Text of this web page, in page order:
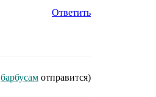
Ответить
барбусам отправится)